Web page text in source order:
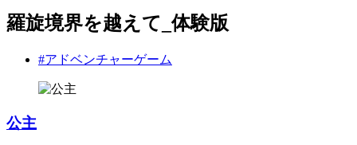
羅旋境界を越えて_体験版
#アドベンチャーゲーム
公主